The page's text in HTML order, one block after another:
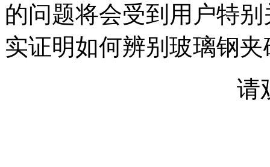
的问题将会受到用户特
实证明如何辨别玻璃钢
请